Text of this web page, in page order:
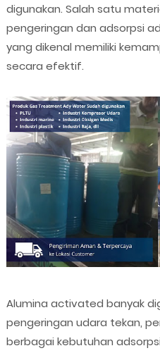
digunakan. Salah satu
pengeringan dan adsorpsi
yang dikenal memiliki
secara efektif.
Alumina activated banyak
pengeringan udara tekan,
berbagai kebutuhan